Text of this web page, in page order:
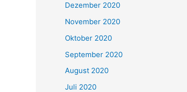
Dezember 2020
November 2020
Oktober 2020
September 2020
August 2020
Juli 2020